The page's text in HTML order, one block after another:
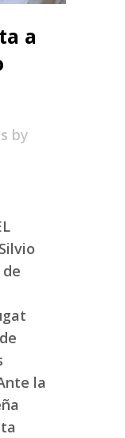
a
by
de
la